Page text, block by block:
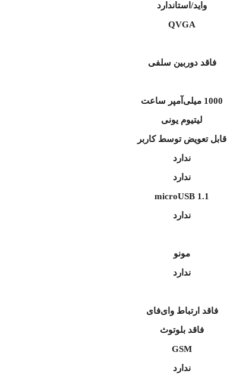
واید/استاندارد
QVGA
فاقد دوربین سلفی
1000 میلی‌آمپر ساعت
لیتیوم‌ یونی
قابل تعویض توسط کاربر
ندارد
ندارد
microUSB 1.1
ندارد
مونو
ندارد
فاقد ارتباط وای‌فای
فاقد بلوتوث
GSM
ندارد